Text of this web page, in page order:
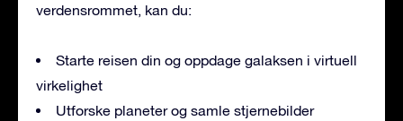
verdensrommet, kan du:
Starte reisen din og oppdage galaksen i virtuell
virkelighet
Utforske planeter og samle stjernebilder